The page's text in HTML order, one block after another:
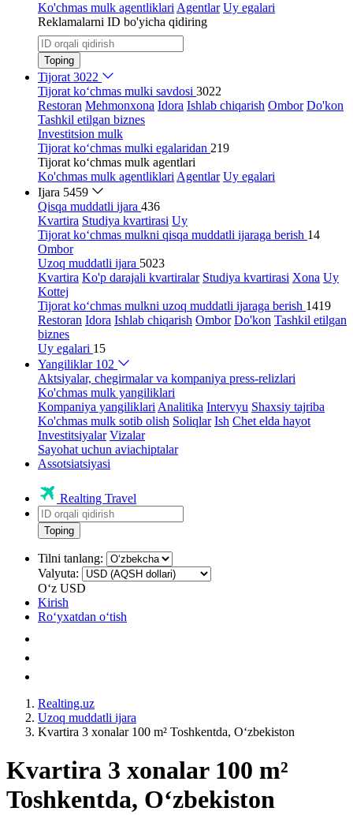
Ko'chmas mulk agentliklari Agentlar Uy egalari
Reklamalarni ID bo'yicha qidiring
Toping
Tijorat 3022
Tijorat ko‘chmas mulki savdosi 3022
Restoran Mehmonxona Idora Ishlab chiqarish Ombor Do'kon
Tashkil etilgan biznes
Investitsion mulk
Tijorat ko‘chmas mulki egalaridan 219
Tijorat ko‘chmas mulk agentlari
Ko'chmas mulk agentliklari Agentlar Uy egalari
Ijara 5459
Qisqa muddatli ijara 436
Kvartira Studiya kvartirasi Uy
Tijorat ko‘chmas mulkni qisqa muddatli ijaraga berish 14
Ombor
Uzoq muddatli ijara 5023
Kvartira Ko'p darajali kvartiralar Studiya kvartirasi Xona Uy
Kottej
Tijorat ko‘chmas mulkni uzoq muddatli ijaraga berish 1419
Restoran Idora Ishlab chiqarish Ombor Do'kon Tashkil etilgan
biznes
Uy egalari 15
Yangiliklar 102
Aktsiyalar, chegirmalar va kompaniya press-relizlari
Ko'chmas mulk yangiliklari
Kompaniya yangiliklari Analitika Intervyu Shaxsiy tajriba
Ko'chmas mulk sotib olish Soliqlar Ish Chet elda hayot
Investitsiyalar Vizalar
Sayohat uchun aviachiptalar
Assotsiatsiyasi
Realting Travel
Toping
Tilni tanlang:
Valyuta:
Oʻz USD
Kirish
Roʻyxatdan oʻtish
Realting.uz
Uzoq muddatli ijara
Kvartira 3 xonalar 100 m² Toshkentda, Oʻzbekiston
Kvartira 3 xonalar 100 m²
Toshkentda, Oʻzbekiston